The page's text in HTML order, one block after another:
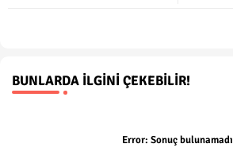
BUNLARDA İLGINI ÇEKEBILIR!
Error: Sonuç bulunamadı